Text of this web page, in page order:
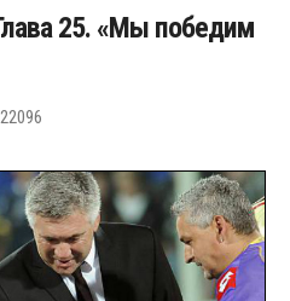
25. «Мы победим
22096